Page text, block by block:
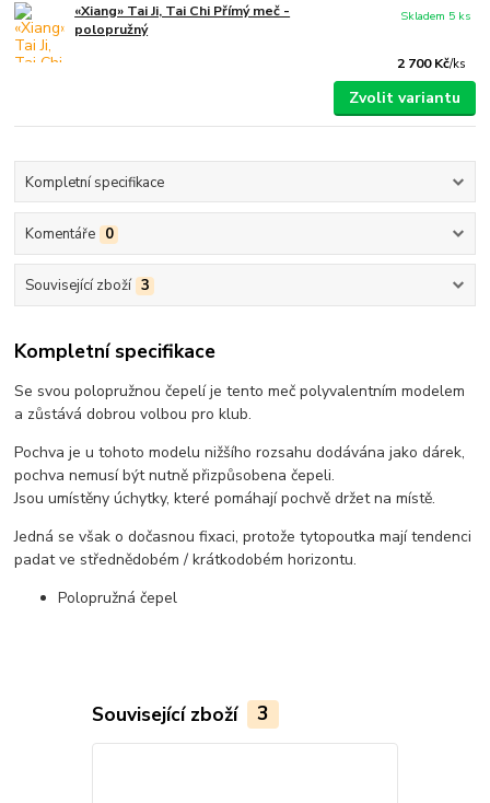
«Xiang» Tai Ji, Tai Chi Přímý meč -
polopružný
2 700 Kč/ks
Skladem 5 ks
Zvolit variantu
Kompletní specifikace
Komentáře 0
Související zboží 3
Kompletní specifikace
Se svou polopružnou čepelí je tento meč polyvalentním modelem
a zůstává dobrou volbou pro klub.
Pochva je u tohoto modelu nižšího rozsahu dodávána jako dárek,
pochva nemusí být nutně přizpůsobena čepeli.
Jsou umístěny úchytky, které pomáhají pochvě držet na místě.
Jedná se však o dočasnou fixaci, protože tytopoutka mají tendenci
padat ve střednědobém / krátkodobém horizontu.
Polopružná čepel
Související zboží 3